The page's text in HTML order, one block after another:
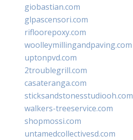
giobastian.com
glpascensori.com
rifloorepoxy.com
woolleymillingandpaving.com
uptonpvd.com
2troublegrill.com
casateranga.com
sticksandstonesstudiooh.com
walkers-treeservice.com
shopmossi.com
untamedcollectivesd.com